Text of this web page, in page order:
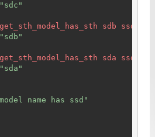
sdb ssd)
sda ssd)
name has ssd"